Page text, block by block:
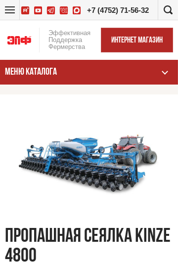
+7 (4752) 71-56-32
Эффективная
Поддержка
Фермерства
ИНТЕРНЕТ МАГАЗИН
МЕНЮ КАТАЛОГА
ПРОПАШНАЯ СЕЯЛКА KINZE
4800